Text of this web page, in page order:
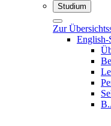
Studium
Zur
English-